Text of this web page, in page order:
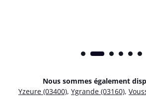
Nous sommes également
Yzeure (03400), Ygrande (03160),